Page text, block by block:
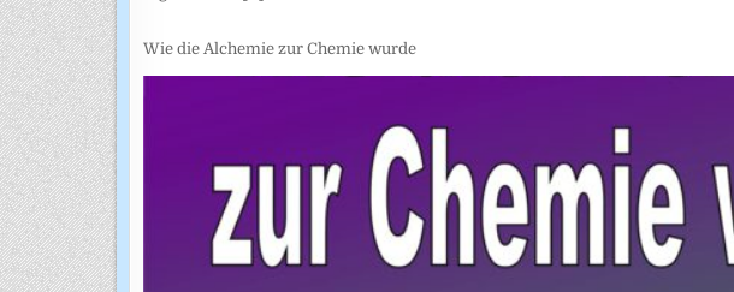
Wie die Alchemie zur Chemie wurde